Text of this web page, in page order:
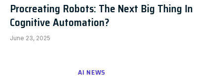
Procreating Robots: The Next Big Thing In
Cognitive Automation?
June 23, 2025
AI NEWS